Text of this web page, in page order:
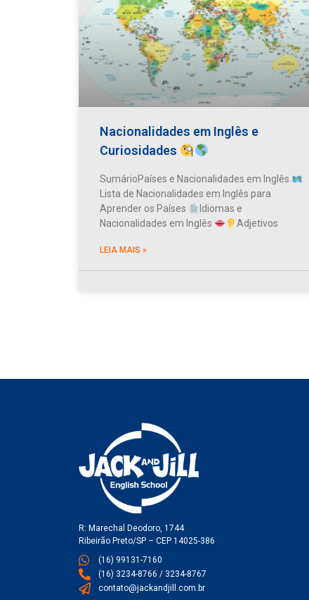
Nacionalidades em Inglês e
Curiosidades
SumárioPaíses e Nacionalidades em Inglês
Lista de Nacionalidades em Inglês para
Aprender os Países
Idiomas e
Nacionalidades em Inglês
Adjetivos
LEIA MAIS »
R: Marechal Deodoro, 1744
Ribeirão Preto/SP – CEP 14025-386
(16) 99131-7160
(16) 3234-8766 / 3234-8767
contato@jackandjill.com.br